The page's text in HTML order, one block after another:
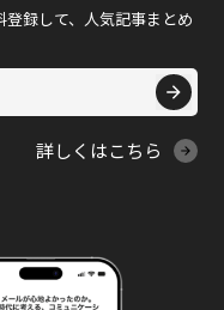
録して、人気記事まとめ
詳しくはこちら